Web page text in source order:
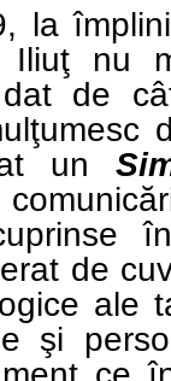
la
Iliuţ nu
de
un
de
ale
şi